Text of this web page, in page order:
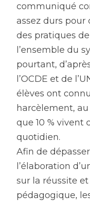
communiqué
assez durs pour
des pratiques
l’ensemble du
pourtant,
l’OCDE et de
élèves ont
harcèlement,
que 10 % vivent
quotidien.
Afin de
l’élaboration
sur la réussite
pédagogique,